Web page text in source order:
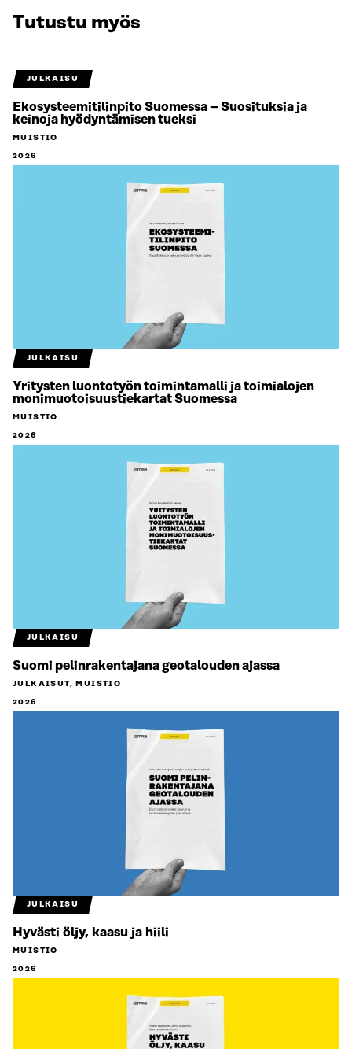
Tutustu myös
JULKAISU
Ekosysteemitilinpito Suomessa – Suosituksia ja
keinoja hyödyntämisen tueksi
MUISTIO
2026
JULKAISU
Yritysten luontotyön toimintamalli ja toimialojen
monimuotoisuustiekartat Suomessa
MUISTIO
2026
JULKAISU
Suomi pelinrakentajana geotalouden ajassa
JULKAISUT, MUISTIO
2026
JULKAISU
Hyvästi öljy, kaasu ja hiili
MUISTIO
2026